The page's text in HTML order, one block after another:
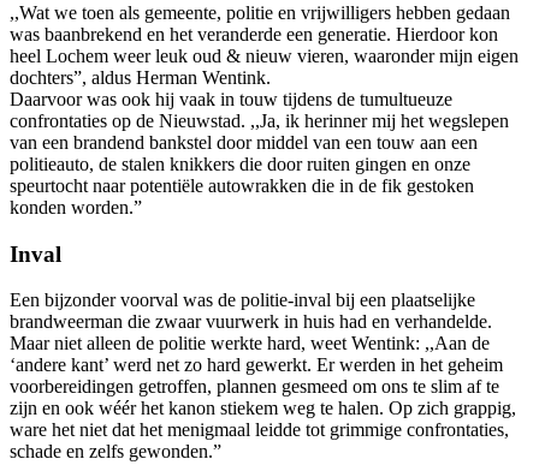
,,Wat we toen als gemeente, politie en vrijwilligers hebben gedaan
was baanbrekend en het veranderde een generatie. Hierdoor kon
heel Lochem weer leuk oud & nieuw vieren, waaronder mijn eigen
dochters”, aldus Herman Wentink.
Daarvoor was ook hij vaak in touw tijdens de tumultueuze
confrontaties op de Nieuwstad. ,,Ja, ik herinner mij het wegslepen
van een brandend bankstel door middel van een touw aan een
politieauto, de stalen knikkers die door ruiten gingen en onze
speurtocht naar potentiële autowrakken die in de fik gestoken
konden worden.”
Inval
Een bijzonder voorval was de politie-inval bij een plaatselijke
brandweerman die zwaar vuurwerk in huis had en verhandelde.
Maar niet alleen de politie werkte hard, weet Wentink: ,,Aan de
‘andere kant’ werd net zo hard gewerkt. Er werden in het geheim
voorbereidingen getroffen, plannen gesmeed om ons te slim af te
zijn en ook wéér het kanon stiekem weg te halen. Op zich grappig,
ware het niet dat het menigmaal leidde tot grimmige confrontaties,
schade en zelfs gewonden.”